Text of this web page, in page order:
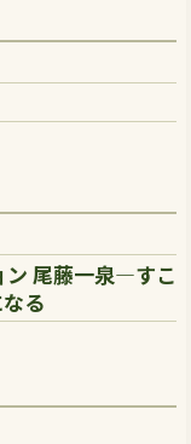
ン 尾藤一泉―すこ
る